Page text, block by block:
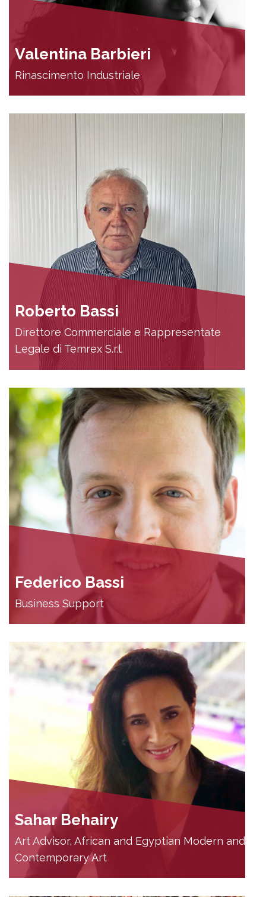
Valentina Barbieri
Rinascimento Industriale
Roberto Bassi
Direttore Commerciale e Rappresentate
Legale di Temrex S.r.l.
Federico Bassi
Business Support
Sahar Behairy
Art Advisor, African and Egyptian Modern and
Contemporary Art